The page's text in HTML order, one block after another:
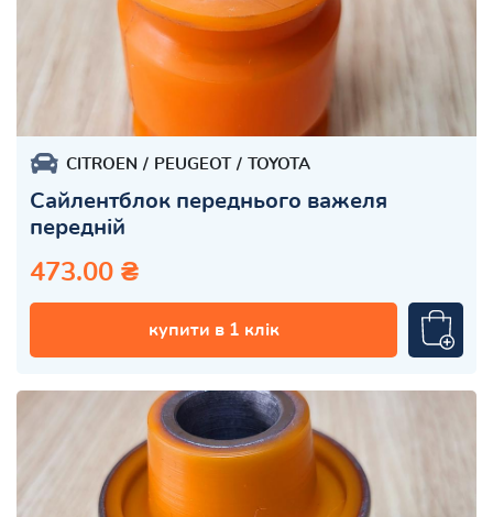
CITROEN PEUGEOT TOYOTA
Сайлентблок переднього важеля
передній
473.00 ₴
купити в 1 клік